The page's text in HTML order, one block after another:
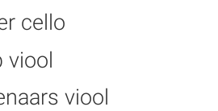
cello
viool
viool